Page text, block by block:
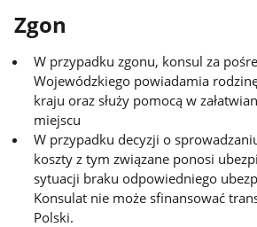
Zgon
W przypadku zgonu, konsul za
Wojewódzkiego powiadamia
kraju oraz służy pomocą w
miejscu
W przypadku decyzji o
koszty z tym związane ponosi
sytuacji braku odpowiedniego
Konsulat nie może sfinansować
Polski.